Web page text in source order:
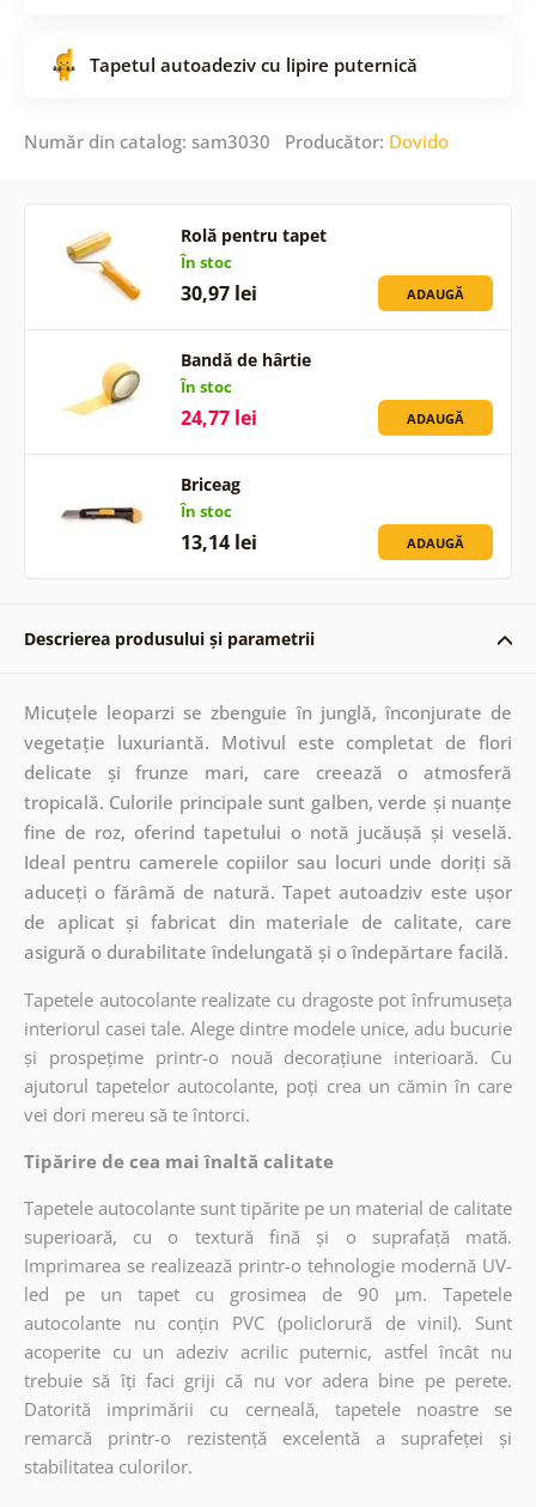
Tapetul autoadeziv cu lipire puternică
Număr din catalog: sam3030 Producător: Dovido
Rolă pentru tapet
În stoc
30,97 lei ADAUGĂ
Bandă de hârtie
În stoc
24,77 lei ADAUGĂ
Briceag
În stoc
13,14 lei ADAUGĂ
Descrierea produsului și parametrii
Micuțele leoparzi se zbenguie în junglă, înconjurate de
vegetație luxuriantă. Motivul este completat de flori
delicate și frunze mari, care creează o atmosferă
tropicală. Culorile principale sunt galben, verde și nuanțe
fine de roz, oferind tapetului o notă jucăușă și veselă.
Ideal pentru camerele copiilor sau locuri unde doriți să
aduceți o fărâmă de natură. Tapet autoadziv este ușor
de aplicat și fabricat din materiale de calitate, care
asigură o durabilitate îndelungată și o îndepărtare facilă.
Tapetele autocolante realizate cu dragoste pot înfrumuseța
interiorul casei tale. Alege dintre modele unice, adu bucurie
și prospețime printr-o nouă decorațiune interioară. Cu
ajutorul tapetelor autocolante, poți crea un cămin în care
vei dori mereu să te întorci.
Tipărire de cea mai înaltă calitate
Tapetele autocolante sunt tipărite pe un material de calitate
superioară, cu o textură fină și o suprafață mată.
Imprimarea se realizează printr-o tehnologie modernă UV-
led pe un tapet cu grosimea de 90 µm. Tapetele
autocolante nu conțin PVC (policlorură de vinil). Sunt
acoperite cu un adeziv acrilic puternic, astfel încât nu
trebuie să îți faci griji că nu vor adera bine pe perete.
Datorită imprimării cu cerneală, tapetele noastre se
remarcă printr-o rezistență excelentă a suprafeței și
stabilitatea culorilor.